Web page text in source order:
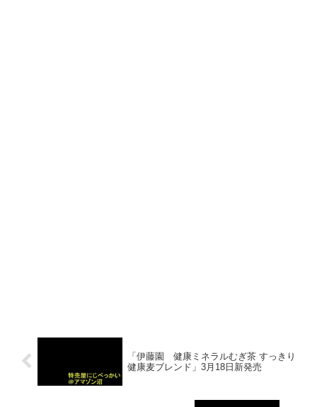
「伊藤園 健康ミネラルむぎ茶 すっきり
健康麦ブレンド」3月18日新発売